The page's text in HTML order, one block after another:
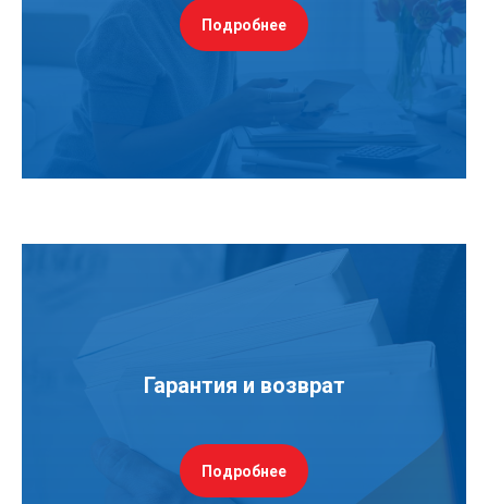
Подробнее
Гарантия и возврат
Подробнее